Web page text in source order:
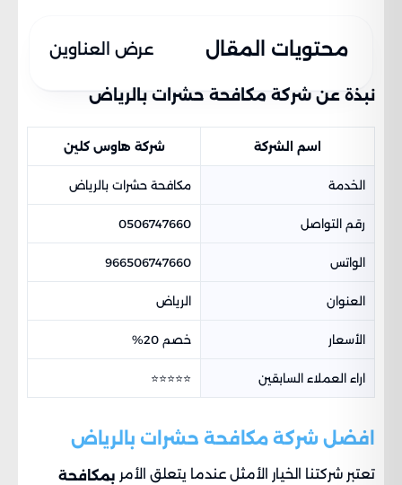
محتويات المقال عرض العناوين
نبذة عن شركة مكافحة حشرات بالرياض
اسم الشركة شركة هاوس كلين
الخدمة مكافحة حشرات بالرياض
رقم التواصل 0506747660
الواتس 966506747660
العنوان الرياض
الأسعار خصم 20%
اراء العملاء السابقين ⭐⭐⭐⭐⭐
افضل شركة مكافحة حشرات بالرياض
تعتبر شركتنا الخيار الأمثل عندما يتعلق الأمر بمكافحة